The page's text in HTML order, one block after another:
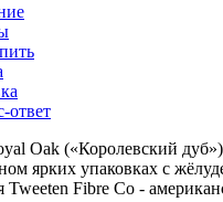
ответ
Oak («Королевский
ярких упаковках с
Tweeten Fibre Co -